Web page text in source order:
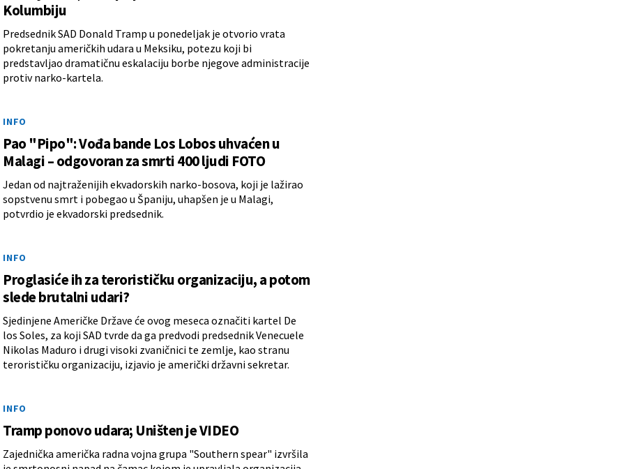
Kolumbiju
Predsednik SAD Donald Tramp u ponedeljak je otvorio vrata
pokretanju američkih udara u Meksiku, potezu koji bi
predstavljao dramatičnu eskalaciju borbe njegove administracije
protiv narko-kartela.
INFO
Pao "Pipo": Vođa bande Los Lobos uhvaćen u
Malagi – odgovoran za smrti 400 ljudi FOTO
Jedan od najtraženijih ekvadorskih narko-bosova, koji je lažirao
sopstvenu smrt i pobegao u Španiju, uhapšen je u Malagi,
potvrdio je ekvadorski predsednik.
INFO
Proglasiće ih za terorističku organizaciju, a potom
slede brutalni udari?
Sjedinjene Američke Države će ovog meseca označiti kartel De
los Soles, za koji SAD tvrde da ga predvodi predsednik Venecuele
Nikolas Maduro i drugi visoki zvaničnici te zemlje, kao stranu
terorističku organizaciju, izjavio je američki državni sekretar.
INFO
Tramp ponovo udara; Uništen je VIDEO
Zajednička američka radna vojna grupa "Southern spear" izvršila